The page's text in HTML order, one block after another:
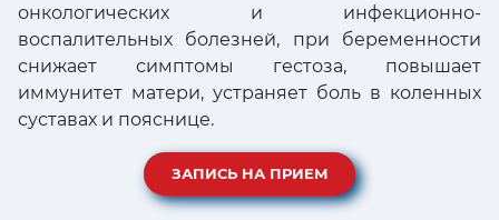
онкологических и инфекционно-
воспалительных болезней, при беременности
снижает симптомы гестоза, повышает
иммунитет матери, устраняет боль в коленных
суставах и пояснице.
ЗАПИСЬ НА ПРИЕМ